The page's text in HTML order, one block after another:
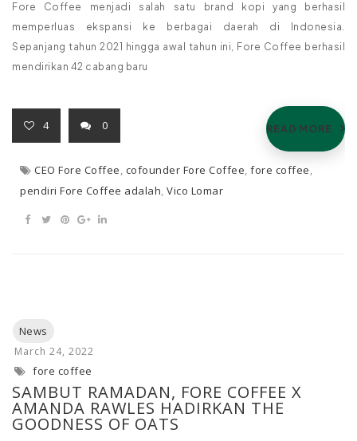
Fore Coffee menjadi salah satu brand kopi yang berhasil
memperluas ekspansi ke berbagai daerah di Indonesia.
Sepanjang tahun 2021 hingga awal tahun ini, Fore Coffee berhasil
mendirikan 42 cabang baru
READ MORE
4 0
CEO Fore Coffee, cofounder Fore Coffee, fore coffee,
pendiri Fore Coffee adalah, Vico Lomar
SAMBUT RAMADAN, FORE COFFEE X
AMANDA RAWLES HADIRKAN THE
GOODNESS OF OATS
fore coffee